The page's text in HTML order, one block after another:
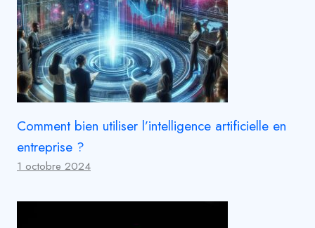
Comment bien utiliser l’intelligence artificielle en
entreprise ?
1 octobre 2024